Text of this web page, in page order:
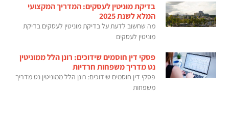
בדיקת מוניטין לעסקים: המדריך המקצועי
המלא לשנת 2025
מה שחשוב לדעת על בדיקת מוניטין לעסקים בדיקת
מוניטין לעסקים
פסקי דין חוסמים שידוכים: רונן הלל ממוניטין
נט מדריך משפחות חרדיות
פסקי דין חוסמים שידוכים: רונן הלל ממוניטין נט מדריך
משפחות